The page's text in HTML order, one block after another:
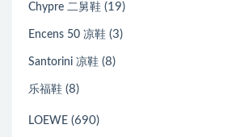
Chypre 二舅鞋 (19)
Encens 50 凉鞋 (3)
Santorini 凉鞋 (8)
乐福鞋 (8)
LOEWE (690)